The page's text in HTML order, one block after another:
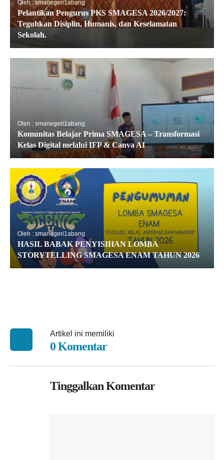
Oleh : smanegeri1abang
Pelantikan Pengurus PKS SMAGESA 2026/2027:
Teguhkan Disiplin, Humanis, dan Keselamatan
Sekolah.
Oleh : smanegeri1abang
Komunitas Belajar Prima SMAGESA – Transformasi
Kelas Digital melalui IFP & Canva AI
Oleh : smanegeri1abang
HASIL BABAK PENYISIHAN LOMBA
STORYTELLING SMAGESA ENAM TAHUN 2026
Artikel ini memiliki
0 Komentar
Tinggalkan Komentar